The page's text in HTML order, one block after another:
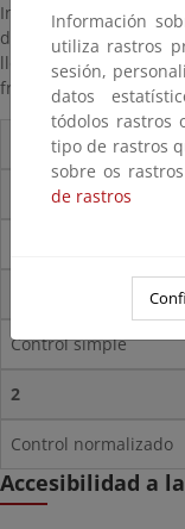
Información sobre el
datos antes de
lleva a cabo algún
frente a simples
Calidad
Control simple
2
Control normalizado
Accesibilidad a
Información
utiliza rastros
sesión,
datos
tódolos rastros
tipo de rastros
sobre os
de rastros